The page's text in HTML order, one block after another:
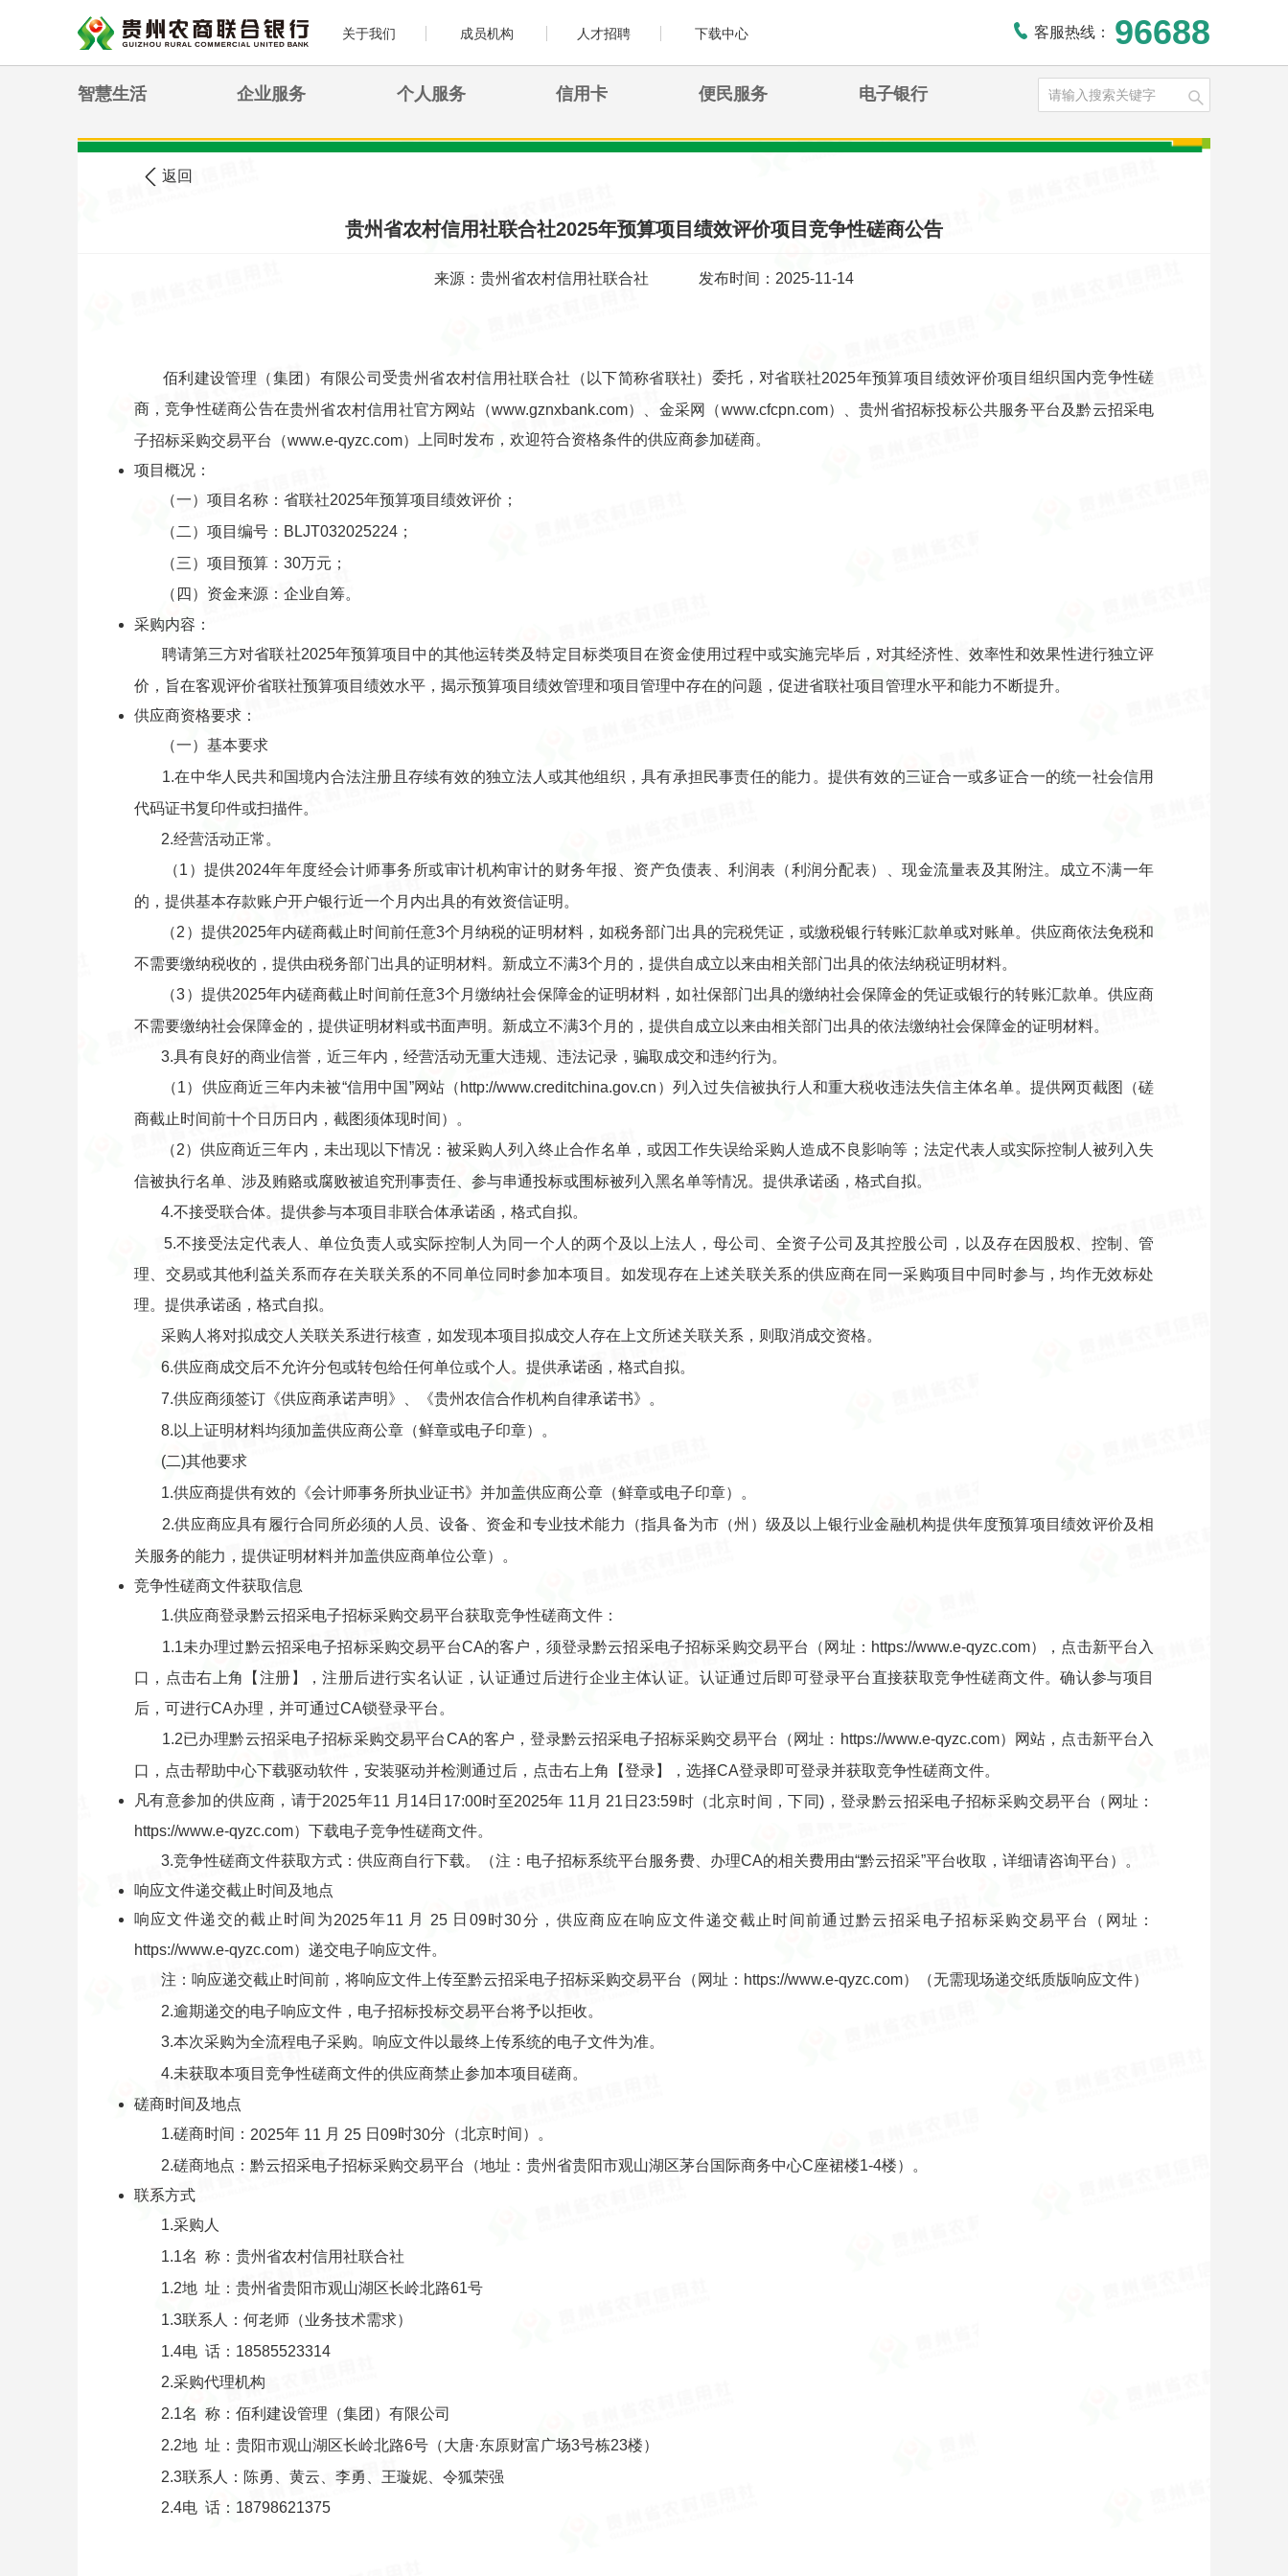
关于我们 成员机构 人才招聘 下载中心 客服热线： 96688
智慧生活 企业服务 个人服务 信用卡 便民服务 电子银行
您现在的位置: 农信公告
返回
贵州省农村信用社联合社2025年预算项目绩效评价项目竞争性磋商公告
来源：贵州省农村信用社联合社 发布时间：2025-11-14
佰利建设管理（集团）有限公司 受贵州省农村信用社联合社 （ 以下简称省联社） 委托，对省联社2025年预算项目绩效评价项目 组织国内竞争性磋
商，竞争性磋商公告在贵州省农村信用社官方网站（www.gznxbank.com）、金采网（www.cfcpn.com） 、贵州省招标投标公共服务平台及黔云招采电
子招标采购交易平台
（www.e-qyzc.com）
上同时发布，欢迎符合资格条件的供应商参加磋商。
项目概况：
（一）项目名称：省联社2025年预算项目绩效评价；
（二）项目编号：BLJT032025224；
（三）项目预算：30万元；
（四）资金来源：企业自筹。
采购内容：
聘请第三方对省联社2025年预算项目中的其他运转类及特定目标类项目在资金使用过程中或实施完毕后，对其经济性、效率性和效果性进行独立评
价，旨在客观评价省联社预算项目绩效水平，揭示预算项目绩效管理和项目管理中存在的问题，促进省联社项目管理水平和能力不断提升。
供应商资格要求：
（一）基本要求
1.在中华人民共和国境内合法注册且存续有效的独立法人或其他组织，具有承担民事责任的能力。提供有效的三证合一或多证合一的统一社会信用
代码证书复印件或扫描件。
2.经营活动正常。
（1）提供2024年年度经会计师事务所或审计机构审计的财务年报、资产负债表、利润表（利润分配表）、现金流量表及其附注。成立不满一年
的，提供基本存款账户开户银行近一个月内出具的有效资信证明。
（2）提供2025年内磋商截止时间前任意3个月纳税的证明材料，如税务部门出具的完税凭证，或缴税银行转账汇款单或对账单。供应商依法免税和
不需要缴纳税收的，提供由税务部门出具的证明材料。新成立不满3个月的，提供自成立以来由相关部门出具的依法纳税证明材料。
（3）提供2025年内磋商截止时间前任意3个月缴纳社会保障金的证明材料，如社保部门出具的缴纳社会保障金的凭证或银行的转账汇款单。供应商
不需要缴纳社会保障金的，提供证明材料或书面声明。新成立不满3个月的，提供自成立以来由相关部门出具的依法缴纳社会保障金的证明材料。
3.具有良好的商业信誉，近三年内，经营活动无重大违规、违法记录，骗取成交和违约行为。
（1）供应商近三年内未被“信用中国”网站（http://www.creditchina.gov.cn）列入过失信被执行人和重大税收违法失信主体名单。提供网页截图（磋
商截止时间前十个日历日内，截图须体现时间）。
（2）供应商近三年内，未出现以下情况：被采购人列入终止合作名单，或因工作失误给采购人造成不良影响等；法定代表人或实际控制人被列入失
信被执行名单、涉及贿赂或腐败被追究刑事责任、参与串通投标或围标被列入黑名单等情况。提供承诺函，格式自拟。
4.不接受联合体。提供参与本项目非联合体承诺函，格式自拟。
5.不接受法定代表人、单位负责人或实际控制人为同一个人的两个及以上法人，母公司、全资子公司及其控股公司，以及存在因股权、控制、管
理、交易或其他利益关系而存在关联关系的不同单位同时参加本项目。如发现存在上述关联关系的供应商在同一采购项目中同时参与，均作无效标处
理。提供承诺函，格式自拟。
采购人将对拟成交人关联关系进行核查，如发现本项目拟成交人存在上文所述关联关系，则取消成交资格。
6.供应商成交后不允许分包或转包给任何单位或个人。提供承诺函，格式自拟。
7.供应商须签订《供应商承诺声明》、《贵州农信合作机构自律承诺书》。
8.以上证明材料均须加盖供应商公章（鲜章或电子印章）。
(二)其他要求
1.供应商提供有效的《会计师事务所执业证书》并加盖供应商公章（鲜章或电子印章）。
2.供应商应具有履行合同所必须的人员、设备、资金和专业技术能力（指具备为市（州）级及以上银行业金融机构提供年度预算项目绩效评价及相
关服务的能力，提供证明材料并加盖供应商单位公章）。
竞争性磋商文件获取信息
1.供应商登录黔云招采电子招标采购交易平台获取竞争性磋商文件：
1.1未办理过黔云招采电子招标采购交易平台CA的客户，须登录黔云招采电子招标采购交易平台（网址：https://www.e-qyzc.com），点击新平台入
口，点击右上角【注册】，注册后进行实名认证，认证通过后进行企业主体认证。认证通过后即可登录平台直接获取竞争性磋商文件。确认参与项目
后，可进行CA办理，并可通过CA锁登录平台。
1.2已办理黔云招采电子招标采购交易平台CA的客户，登录黔云招采电子招标采购交易平台（网址：https://www.e-qyzc.com）网站，点击新平台入
口，点击帮助中心下载驱动软件，安装驱动并检测通过后，点击右上角【登录】，选择CA登录即可登录并获取竞争性磋商文件。
凡有意参加的供应商，请于2025年11 月 14日 17:00时至2025年 11 月 21 日 23:59时（北京时间，下同)，登录黔云招采电子招标采购交易平台（网址：
https://www.e-qyzc.com）下载电子竞争性磋商文件。
3.竞争性磋商文件获取方式：供应商自行下载。（注：电子招标系统平台服务费、办理CA的相关费用由“黔云招采”平台收取，详细请咨询平台）。
响应文件递交截止时间及地点
响应文件递交的截止时间为2025年11 月 25 日 09时30分，供应商应在响应文件递交截止时间前通过黔云招采电子招标采购交易平台（网址：
https://www.e-qyzc.com）递交电子响应文件。
注：响应递交截止时间前，将响应文件上传至黔云招采电子招标采购交易平台（网址：https://www.e-qyzc.com）（无需现场递交纸质版响应文件）
2.逾期递交的电子响应文件，电子招标投标交易平台将予以拒收。
3.本次采购为全流程电子采购。响应文件以最终上传系统的电子文件为准。
4.未获取本项目竞争性磋商文件的供应商禁止参加本项目磋商。
磋商时间及地点
1.磋商时间： 2025年 11 月 25 日 09时30分（北京时间）。
2.磋商地点：黔云招采电子招标采购交易平台（地址：贵州省贵阳市观山湖区茅台国际商务中心C座裙楼1-4楼）。
联系方式
1.采购人
1.1名 称：贵州省农村信用社联合社
1.2地 址：贵州省贵阳市观山湖区长岭北路61号
1.3联系人：何老师（业务技术需求）
1.4电 话：18585523314
2.采购代理机构
2.1名 称：佰利建设管理（集团）有限公司
2.2地 址：贵阳市观山湖区长岭北路6号（大唐·东原财富广场3号栋23楼）
2.3联系人：陈勇、黄云、李勇、王璇妮、令狐荣强
2.4电 话：18798621375